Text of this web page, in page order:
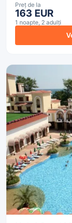
Preț de la
163 EUR
1 noapte, 2 adulți